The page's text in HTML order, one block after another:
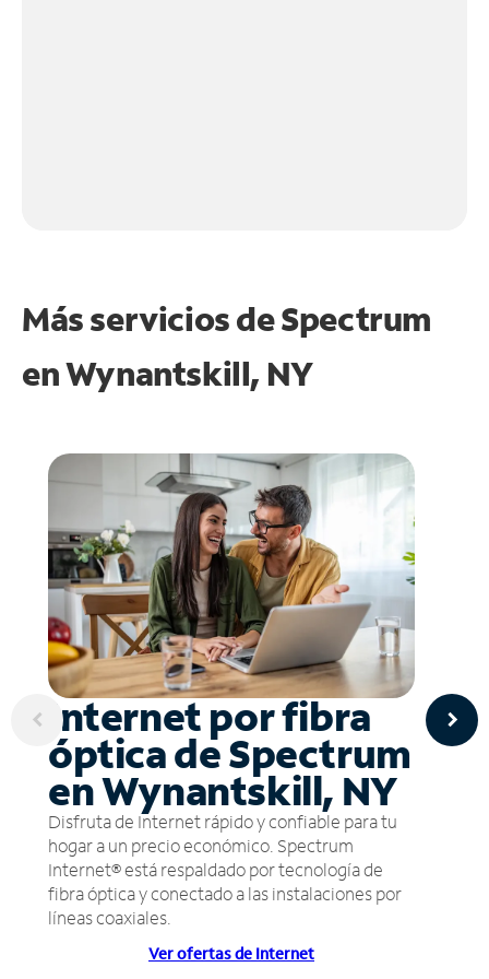
Más servicios de Spectrum
enWynantskill, NY
Internet por fibra
óptica de Spectrum
en Wynantskill, NY
Disfruta de Internet rápido y confiable para tu
hogar a un precio económico. Spectrum
Internet® está respaldado por tecnología de
fibra óptica y conectado a las instalaciones por
líneas coaxiales.
Ver ofertas de Internet